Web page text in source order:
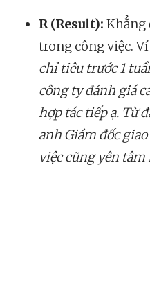
R (Result): Khẳng
trong công việc.
chỉ tiêu trước 1
công ty đánh giá
hợp tác tiếp ạ. Từ
anh Giám đốc
việc cũng yên tâm